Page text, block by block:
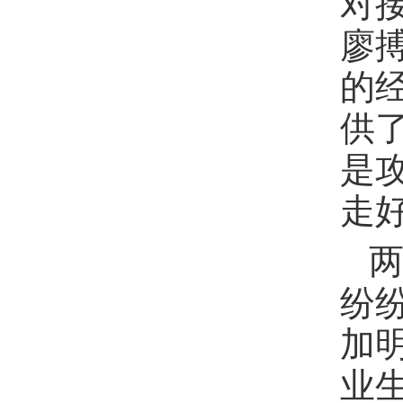
廖
的
供
是
走
纷
加
业